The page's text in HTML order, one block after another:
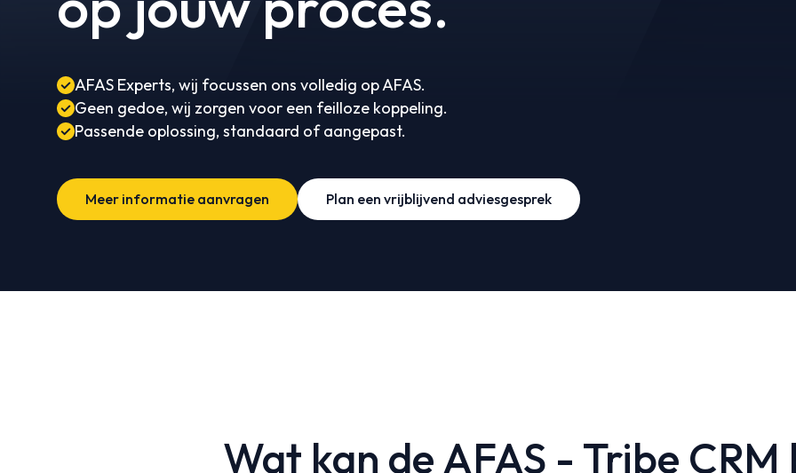
AFAS Experts, wij focussen ons volledig op AFAS.
Geen gedoe, wij zorgen voor een feilloze koppeling.
Passende oplossing, standaard of aangepast.
Meer informatie aanvragen Plan een vrijblijvend adviesgesprek
Wat kan de AFAS - Tribe